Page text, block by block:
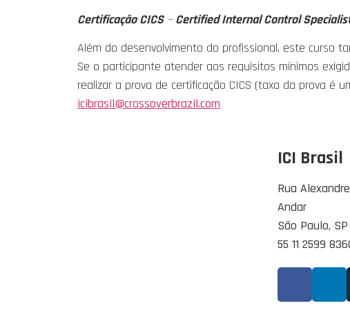
Certificação CICS– Certified Internal Control
Além do desenvolvimento do profissional, este curso
Se o participante atender aos requisitos mínimos
realizar a prova de certificação CICS (taxa da prova é
icibrasil@crossoverbrazil.com
ICI Brasil
Rua Alexandre
Andar
São Paulo,
55 11 2599